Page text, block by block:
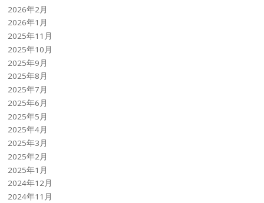
2026年2月
2026年1月
2025年11月
2025年10月
2025年9月
2025年8月
2025年7月
2025年6月
2025年5月
2025年4月
2025年3月
2025年2月
2025年1月
2024年12月
2024年11月